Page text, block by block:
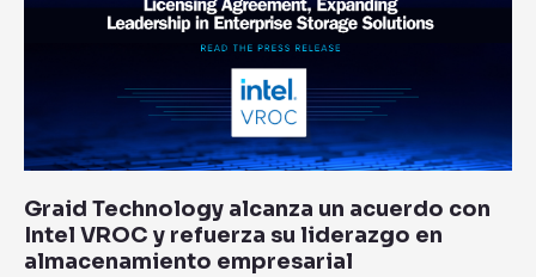
Graid Technology alcanza un acuerdo con
Intel VROC y refuerza su liderazgo en
almacenamiento empresarial
VROC
y
refuerza
su
liderazgo
en